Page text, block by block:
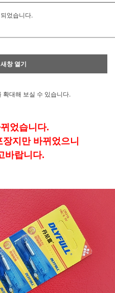
었습니다.
창 열기
확대해 보실 수 있습니다.
었습니다.
지만 바뀌었으니
바랍니다.